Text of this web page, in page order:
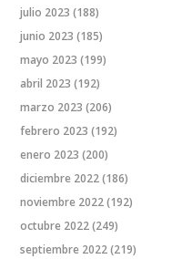
julio 2023 (188)
junio 2023 (185)
mayo 2023 (199)
abril 2023 (192)
marzo 2023 (206)
febrero 2023 (192)
enero 2023 (200)
diciembre 2022(186)
noviembre 2022(192)
octubre 2022(249)
septiembre 2022(219)